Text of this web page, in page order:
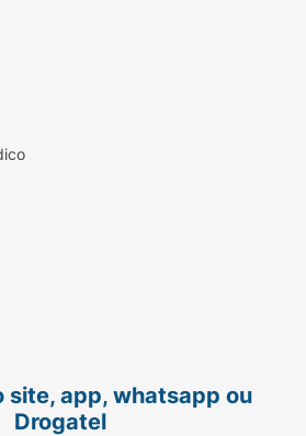
site, app, whatsapp ou
Drogatel